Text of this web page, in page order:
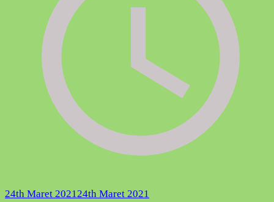
24th Maret 202124th Maret 2021